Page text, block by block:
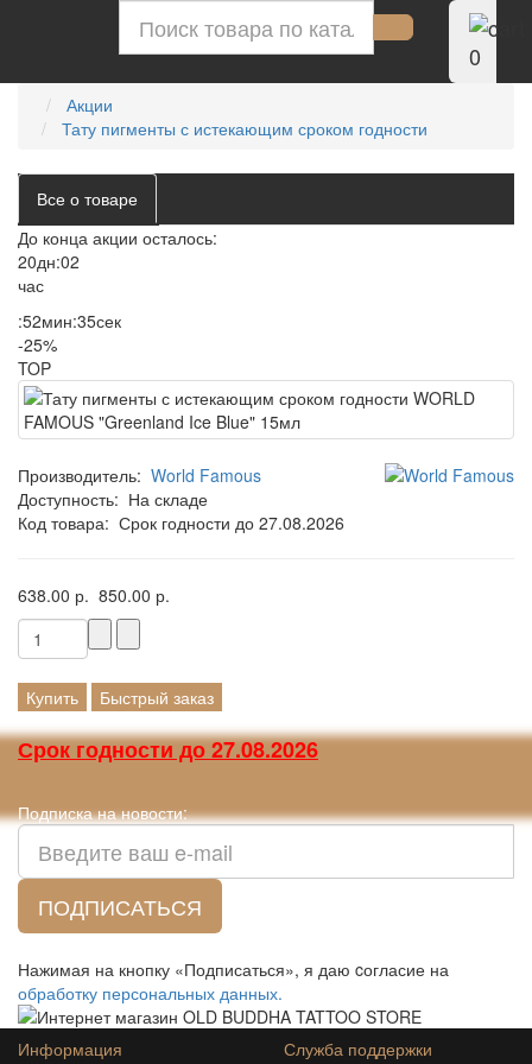
0
Акции
Тату пигменты с истекающим сроком годности
Все о товаре
До конца акции осталось:
20дн:02
час
:52мин:34сек
-25%
TOP
Производитель: World Famous
Доступность: На складе
Код товара: Срок годности до 27.08.2026
638.00 р. 850.00 р.
Купить Быстрый заказ
Срок годности до 27.08.2026
Подписка на новости:
ПОДПИСАТЬСЯ
Нажимая на кнопку «Подписаться», я даю cогласие на
обработку персональных данных.
Информация Служба поддержки